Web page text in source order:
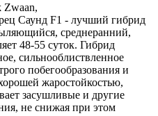
Zwaan,
Саунд F1 - лучший гибрид
среднеранний,
48-55 суток. Гибрид
сильнооблиствленное
побегообразования и
жаростойкостью,
засушливые и другие
не снижая при этом